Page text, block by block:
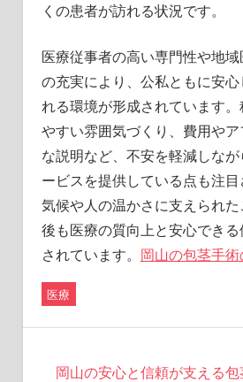
くの患者が訪れる状況です。
医療従事者の高い専門性や地
の充実により、公私ともに安
れる環境が形成されています
やすい雰囲気づくり、費用や
な説明など、不安を軽減しな
ービスを提供している点も注
気候や人の温かさに支えられ
後も医療の質向上と安心でき
されています。 岡山の包茎手
医療
投
岡山の安心と信頼が支える